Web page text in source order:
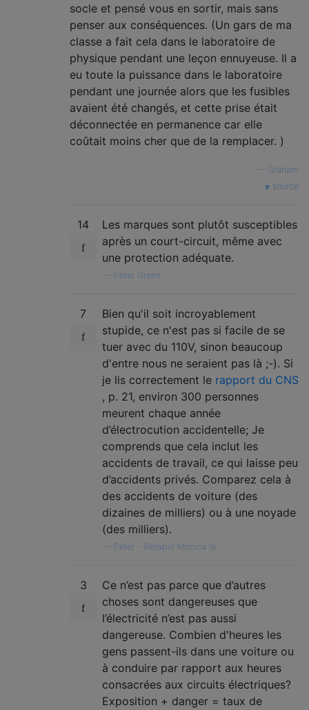
socle et pensé vous en sortir, mais sans
penser aux conséquences. (Un gars de ma
classe a fait cela dans le laboratoire de
physique pendant une leçon ennuyeuse. Il a
eu toute la puissance dans le laboratoire
pendant une journée alors que les fusibles
avaient été changés, et cette prise était
déconnectée en permanence car elle
coûtait moins cher que de la remplacer. )
Graham
source
14
Les marques sont plutôt susceptibles
après un court-circuit, même avec
une protection adéquate.
Peter Green
7
Bien qu'il soit incroyablement
stupide, ce n'est pas si facile de se
tuer avec du 110V, sinon beaucoup
d'entre nous ne seraient pas là ;-). Si
je lis correctement le rapport du CNS
, p. 21, environ 300 personnes
meurent chaque année
d’électrocution accidentelle; Je
comprends que cela inclut les
accidents de travail, ce qui laisse peu
d’accidents privés. Comparez cela à
des accidents de voiture (des
dizaines de milliers) ou à une noyade
(des milliers).
Peter - Rétablir Monica le
3
Ce n’est pas parce que d’autres
choses sont dangereuses que
l’électricité n’est pas aussi
dangereuse. Combien d'heures les
gens passent-ils dans une voiture ou
à conduire par rapport aux heures
consacrées aux circuits électriques?
Exposition + danger = taux de